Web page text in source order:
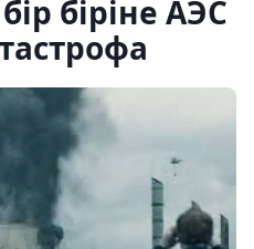
біріне АЭС